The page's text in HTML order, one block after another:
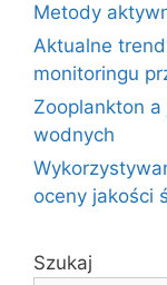
Metody
Aktualne
monitoringu
Zooplankton
wodnych
oceny jakości
Szukaj